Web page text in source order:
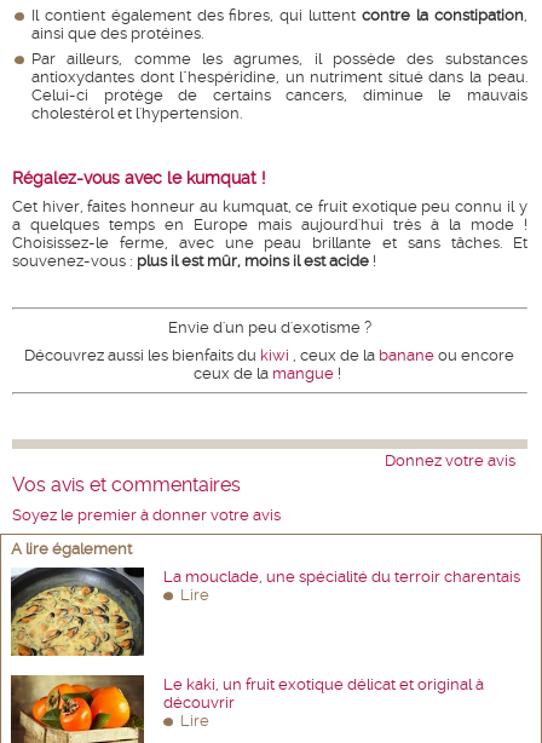
Il contient également des fibres, qui luttent contre la constipation,
ainsi que des protéines.
Par ailleurs, comme les agrumes, il possède des substances
antioxydantes dont l"hespéridine, un nutriment situé dans la peau.
Celui-ci protège de certains cancers, diminue le mauvais
cholestérol et l'hypertension.
Régalez-vous avec le kumquat !
Cet hiver, faites honneur au kumquat, ce fruit exotique peu connu il y
a quelques temps en Europe mais aujourd'hui très à la mode !
Choisissez-le ferme, avec une peau brillante et sans tâches. Et
souvenez-vous : plus il est mûr, moins il est acide !
Envie d'un peu d'exotisme ?
Découvrez aussi les bienfaits du kiwi , ceux de la banane ou encore
ceux de la mangue !
Donnez votre avis
Vos avis et commentaires
Soyez le premier à donner votre avis
A lire également
La mouclade, une spécialité du terroir charentais
Lire
Le kaki, un fruit exotique délicat et original à
découvrir
Lire